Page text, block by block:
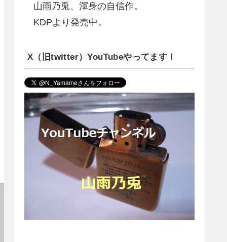
山雨乃兎、渾身の自信作。
KDPより発売中。
X（旧twitter）YouTubeやってます！